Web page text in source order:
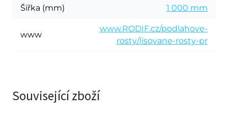
Šířka (mm) 1 000 mm
www
www.RODIF.cz/podlahove-
rosty/lisovane-rosty-pr
Související zboží